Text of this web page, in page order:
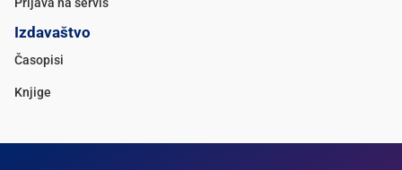
Izdavaštvo
Časopisi
Knjige